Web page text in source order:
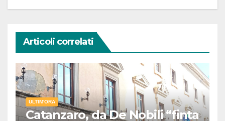
Articoli correlati
ULTIM'ORA
Catanzaro, da De Nobili “finta